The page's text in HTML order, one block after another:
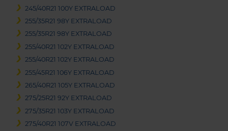
245/40R21 100Y EXTRALOAD
255/35R21 98Y EXTRALOAD
255/35R21 98Y EXTRALOAD
255/40R21 102Y EXTRALOAD
255/40R21 102Y EXTRALOAD
255/45R21 106Y EXTRALOAD
265/40R21 105Y EXTRALOAD
275/25R21 92Y EXTRALOAD
275/35R21 103Y EXTRALOAD
275/40R21 107V EXTRALOAD